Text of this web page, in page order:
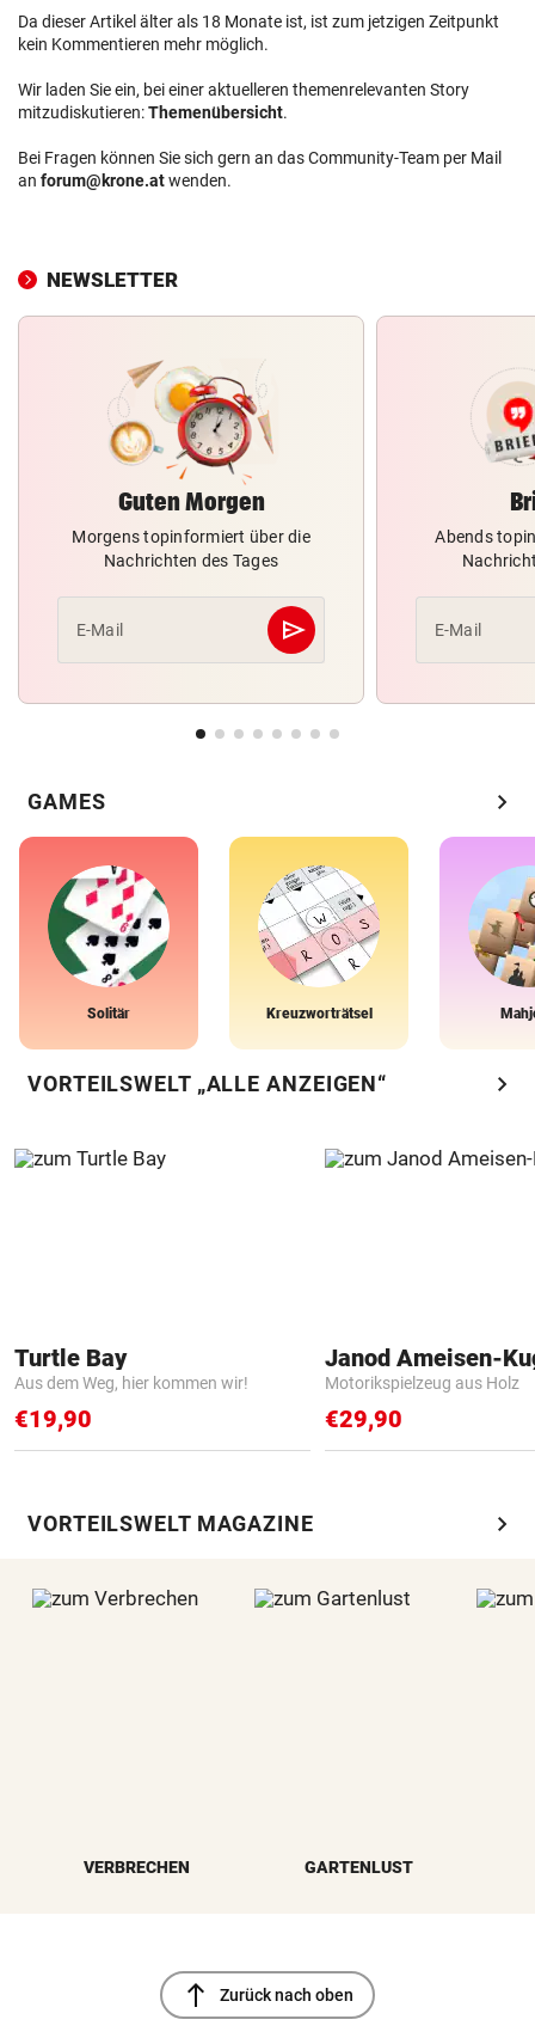
Da dieser Artikel älter als 18 Monate ist, ist zum jetzigen Zeitpunkt
kein Kommentieren mehr möglich.
Wir laden Sie ein, bei einer aktuelleren themenrelevanten Story
mitzudiskutieren:Themenübersicht.
Bei Fragen können Sie sich gern an das Community-Team per Mail
an forum@krone.atwenden.
NEWSLETTER
Guten Morgen
Morgens topinformiert über die
Nachrichten des Tages
E-Mail send
Abschicken
Abends
E-Mail
GAMES chevron_right
Solitär Kreuzworträtsel
VORTEILSWELT „ALLE ANZEIGEN“ chevron_right
Turtle Bay
Aus dem Weg, hier kommen wir!
€19,90
Janod Ameisen-
Motorikspielzeug aus Holz
€29,90
VORTEILSWELT MAGAZINE chevron_right
VERBRECHEN GARTENLUST
north Zurück nach oben